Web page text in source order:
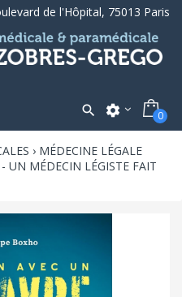
de l'Hôpital, 75013 Paris
 settings 0
› MÉDECINE LÉGALE
UN MÉDECIN LÉGISTE FAIT